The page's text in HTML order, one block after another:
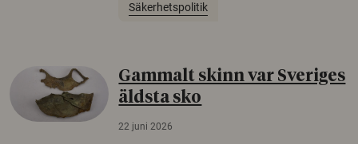
Säkerhetspolitik
Gammalt skinn var Sveriges
äldsta sko
22 juni 2026